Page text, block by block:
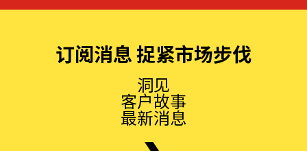
订阅消息 捉紧市场步伐
洞见
客户故事
最新消息